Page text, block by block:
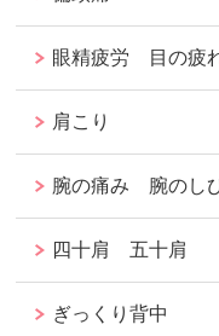
眼精疲労 目の疲
肩こり
腕の痛み 腕のし
四十肩 五十肩
ぎっくり背中